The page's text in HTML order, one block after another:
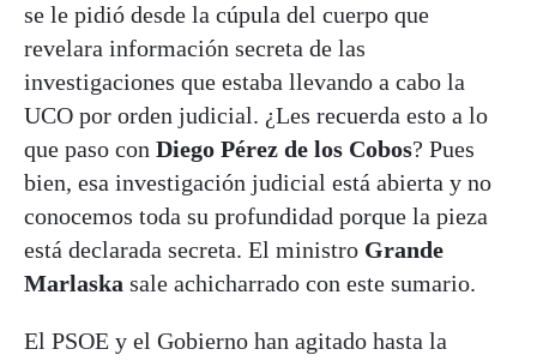
se le pidió desde la cúpula del cuerpo que
revelara información secreta de las
investigaciones que estaba llevando a cabo la
UCO por orden judicial. ¿Les recuerda esto a lo
que paso con Diego Pérez de los Cobos? Pues
bien, esa investigación judicial está abierta y no
conocemos toda su profundidad porque la pieza
está declarada secreta. El ministro Grande
Marlaska sale achicharrado con este sumario.
El PSOE y el Gobierno han agitado hasta la